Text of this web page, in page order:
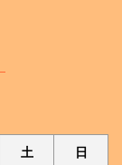
土 日